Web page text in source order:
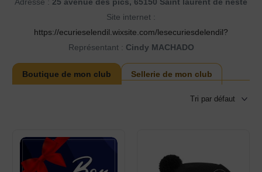
Site internet :
https://ecurieselendil.wixsite.com/lesecuriesdelendil?
Représentant : Cindy MACHADO
Boutique de mon club Sellerie de mon club